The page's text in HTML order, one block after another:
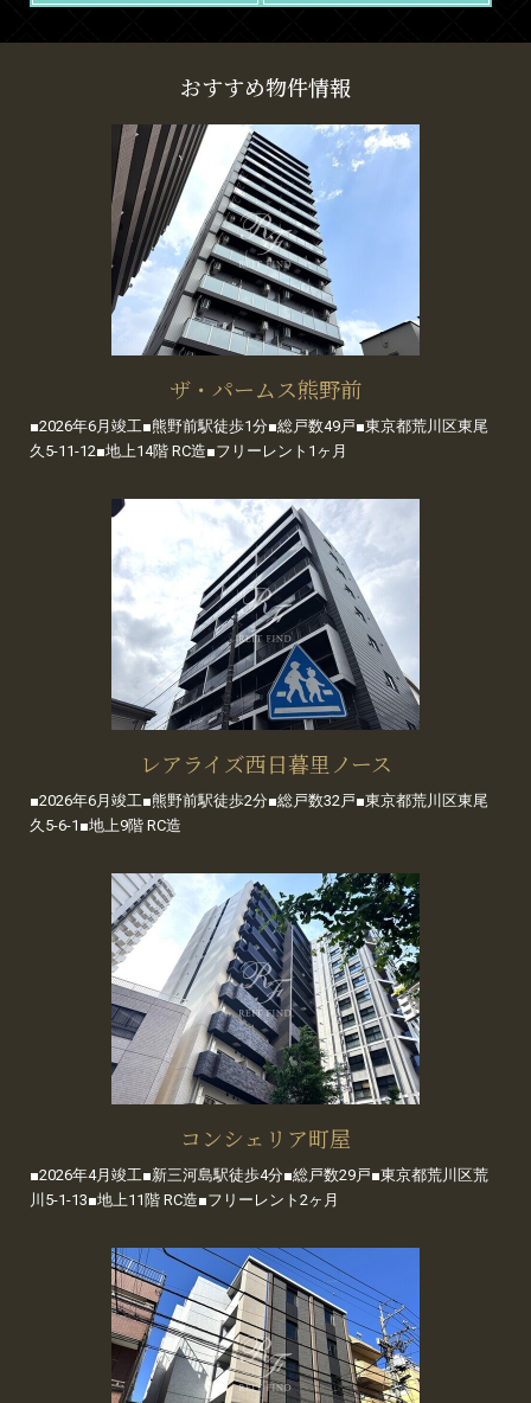
おすすめ物件情報
ザ・パームス熊野前
■2026年6月竣工■熊野前駅徒歩1分■総戸数49戸■東京都荒川区東尾
久5-11-12■地上14階 RC造■フリーレント1ヶ月
レアライズ西日暮里ノース
■2026年6月竣工■熊野前駅徒歩2分■総戸数32戸■東京都荒川区東尾
久5-6-1■地上9階 RC造
コンシェリア町屋
■2026年4月竣工■新三河島駅徒歩4分■総戸数29戸■東京都荒川区荒
川5-1-13■地上11階 RC造■フリーレント2ヶ月